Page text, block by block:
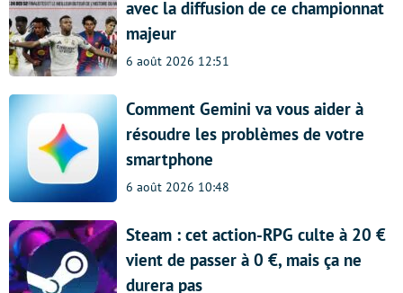
avec la diffusion de ce championnat
majeur
6 août 2026 12:51
Comment Gemini va vous aider à
résoudre les problèmes de votre
smartphone
6 août 2026 10:48
Steam : cet action-RPG culte à 20 €
vient de passer à 0 €, mais ça ne
durera pas